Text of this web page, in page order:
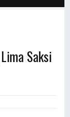
Saksi